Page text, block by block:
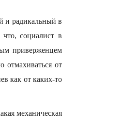
и радикальный в
социалист в
приверженцем
отмахиваться от
как от каких-то
механическая